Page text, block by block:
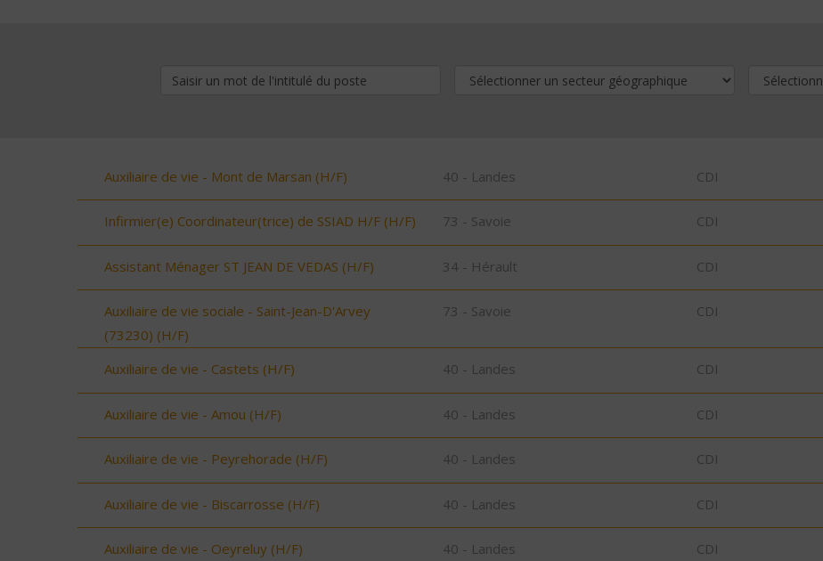
Auxiliaire de vie - Mont de Marsan (H/F) 40 - Landes CDI
Infirmier(e) Coordinateur(trice) de SSIAD H/F (H/F) 73 - Savoie CDI
Assistant Ménager ST JEAN DE VEDAS (H/F) 34 - Hérault CDI
Auxiliaire de vie sociale - Saint-Jean-D'Arvey
(73230) (H/F)
73 - Savoie CDI
Auxiliaire de vie - Castets (H/F) 40 - Landes CDI
Auxiliaire de vie - Amou (H/F) 40 - Landes CDI
Auxiliaire de vie - Peyrehorade (H/F) 40 - Landes CDI
Auxiliaire de vie - Biscarrosse (H/F) 40 - Landes CDI
Auxiliaire de vie - Oeyreluy (H/F) 40 - Landes CDI